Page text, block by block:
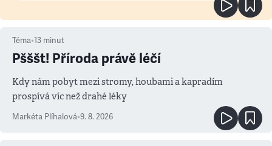
Téma•13 minut
Pšššt! Příroda právě léčí
Kdy nám pobyt mezi stromy, houbami a kapradím
prospívá víc než drahé léky
Markéta Plíhalová•9. 8. 2026